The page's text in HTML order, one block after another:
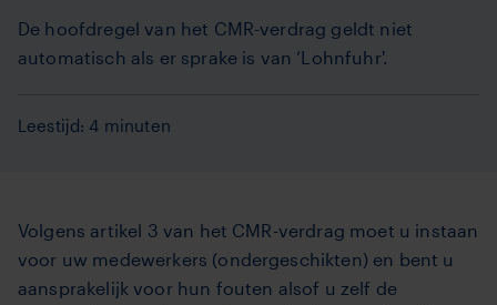
De hoofdregel van het CMR-verdrag geldt niet
automatisch als er sprake is van ‘Lohnfuhr'.
Leestijd: 4 minuten
Volgens artikel 3 van het CMR-verdrag moet u instaan
voor uw medewerkers (ondergeschikten) en bent u
aansprakelijk voor hun fouten alsof u zelf de